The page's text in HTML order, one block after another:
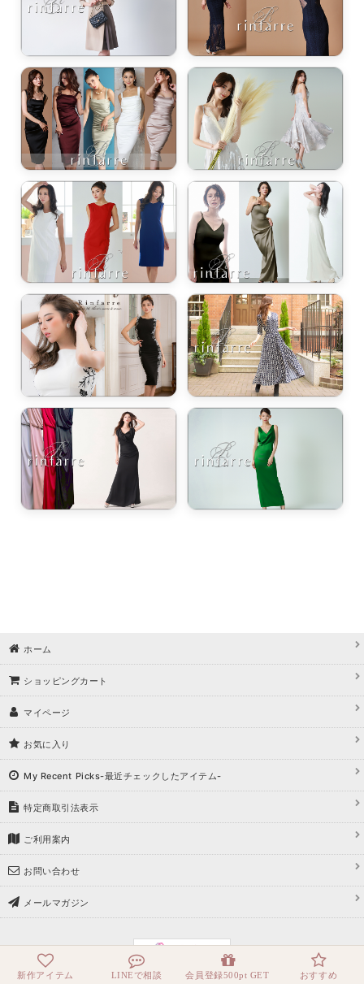
新作アイテム LINEで相談 会員登録500pt GET おすすめ
、自分らしく、美しく。-
ンピース
エレガンスをひとさじー
ホーム
ショッピングカート
マイページ
お気に入り
My Recent Picks-最近チェックしたアイテム-
特定商取引法表示
ご利用案内
お問い合わせ
メールマガジン